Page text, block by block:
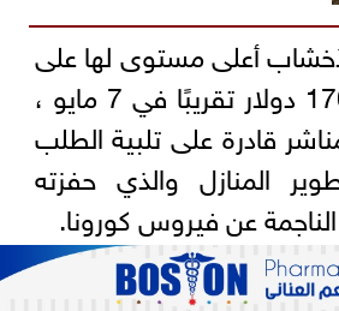
أعلى مستوى لها على
الإطلاق عند 1700 دولار تقريبًا في 7 مايو ،
قادرة على تلبية الطلب
المنازل والذي حفزته
عن فيروس كورونا.